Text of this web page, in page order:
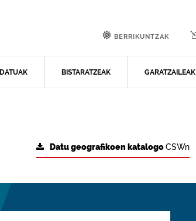
DATUAK BISTARATZEAK GARATZAILEAK
BERRIKUNTZAK
Datu geografikoen katalogoCSWn